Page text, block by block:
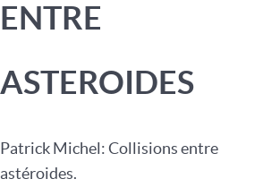
ENTRE
ASTEROIDES
Patrick Michel: Collisions entre
astéroides.